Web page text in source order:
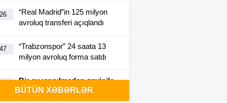
“Real Madrid”in 125 milyon
avroluq transferi açıqlandı
“Trabzonspor” 24 saata 13
milyon avroluq forma satdı
Bir ay yuyulmadan geyinilə
bilən futbolka yaradıldı-
BÜTÜN XƏBƏRLƏR